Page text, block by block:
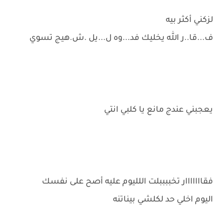
لزكني أكثر بيه
ف...قا..ر الله يخليك فد...وه ل...يل .ش.هيج تسوي
يعجبني عندج مانع يا كلبي انتي
فقااااااار تخببببلت اللليوم عليه أصح على نفسك
اليوم اخلي حد لكلشي بيناتنه